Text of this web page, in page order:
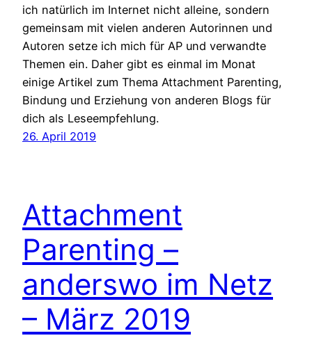
ich natürlich im Internet nicht alleine, sondern
gemeinsam mit vielen anderen Autorinnen und
Autoren setze ich mich für AP und verwandte
Themen ein. Daher gibt es einmal im Monat
einige Artikel zum Thema Attachment Parenting,
Bindung und Erziehung von anderen Blogs für
dich als Leseempfehlung.
26. April 2019
Attachment
Parenting –
anderswo im Netz
– März 2019